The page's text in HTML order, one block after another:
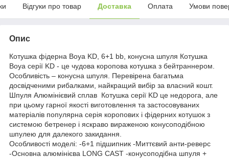
Відгуки про товар Доставка Оплата Умови
Опис
Котушка фідерна Boya KD, 6+1 bb, конусна шпуля Котушка
Boya серії KD - це чудова коропова котушка з бейтраннером.
Особливість – конусна шпуля. Перевірена багатьма
досвідченими рибалками, найкращий вибір за власний кошт.
Шпуля Алюмінієвий сплав Котушка серії KD це недорога, але
при цьому гарної якості виготовлення та застосовуваних
матеріалів популярна серія коропових і фідерних котушок з
системою бетренер і яскраво вираженою конусоподібною
шпулею для далекого закидання.
Особливості моделі: -6+1 підшипник -Миттєвий анти-реверс
-Основна алюмінієва LONG CAST -конусоподібна шпуля +